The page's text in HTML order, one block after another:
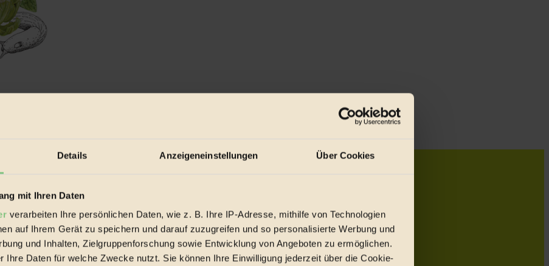
Details Anzeigeneinstellungen Über Cookies
mit Ihren Daten
verarbeiten Ihre persönlichen Daten, wie z. B. Ihre IP-Adresse, mithilfe von Technologien
auf Ihrem Gerät zu speichern und darauf zuzugreifen und so personalisierte Werbung und
und Inhalten, Zielgruppenforschung sowie Entwicklung von Angeboten zu ermöglichen.
Ihre Daten für welche Zwecke nutzt. Sie können Ihre Einwilligung jederzeit über die Cookie-
wieder los? Gar nicht so ...